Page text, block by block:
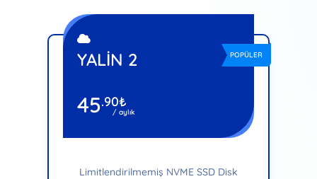
POPÜLER
YALİN 2
45.90₺
/ aylık
Limitlendirilmemiş NVME SSD Disk